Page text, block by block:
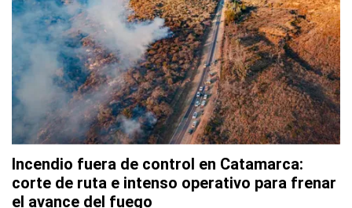
Incendio fuera de control en Catamarca:
corte de ruta e intenso operativo para frenar
el avance del fuego